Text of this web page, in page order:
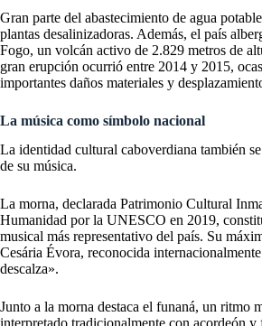
Gran parte del abastecimiento de agua
plantas desalinizadoras. Además, el país
Fogo, un volcán activo de 2.829 metros de
gran erupción ocurrió entre 2014 y 2015,
importantes daños materiales y
La música como símbolo nacional
La identidad cultural caboverdiana también
de su música.
La morna, declarada Patrimonio Cultural
Humanidad por la UNESCO en 2019,
musical más representativo del país. Su
Cesária Évora, reconocida
descalza».
Junto a la morna destaca el funaná, un ritmo